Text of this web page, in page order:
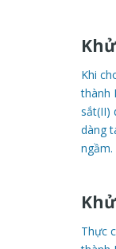
Khi
thành
sắt(II)
dàng
Thực